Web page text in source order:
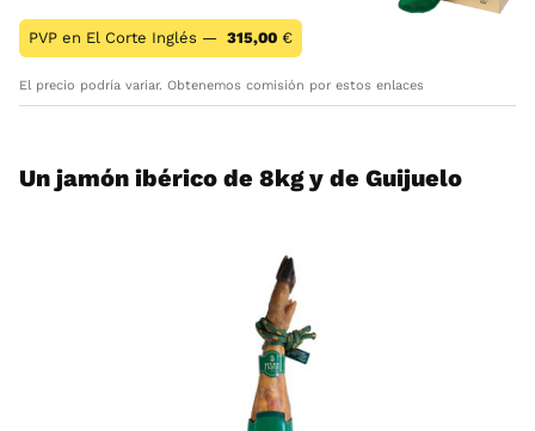
PVP en El Corte Inglés — 315,00 €
El precio podría variar. Obtenemos comisión por estos enlaces
Un jamón ibérico de 8kg y de Guijuelo